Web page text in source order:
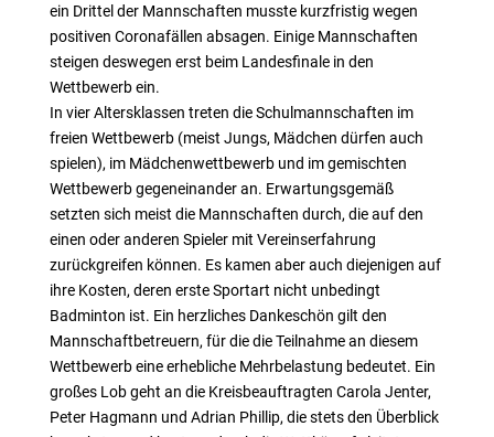
ein Drittel der Mannschaften musste kurzfristig wegen
positiven Coronafällen absagen. Einige Mannschaften
steigen deswegen erst beim Landesfinale in den
Wettbewerb ein.
In vier Altersklassen treten die Schulmannschaften im
freien Wettbewerb (meist Jungs, Mädchen dürfen auch
spielen), im Mädchenwettbewerb und im gemischten
Wettbewerb gegeneinander an. Erwartungsgemäß
setzten sich meist die Mannschaften durch, die auf den
einen oder anderen Spieler mit Vereinserfahrung
zurückgreifen können. Es kamen aber auch diejenigen auf
ihre Kosten, deren erste Sportart nicht unbedingt
Badminton ist. Ein herzliches Dankeschön gilt den
Mannschaftbetreuern, für die die Teilnahme an diesem
Wettbewerb eine erhebliche Mehrbelastung bedeutet. Ein
großes Lob geht an die Kreisbeauftragten Carola Jenter,
Peter Hagmann und Adrian Phillip, die stets den Überblick